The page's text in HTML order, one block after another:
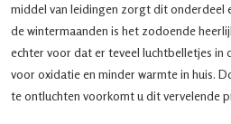
middel van leidingen zorgt dit onderdeel
de wintermaanden is het zodoende
echter voor dat er teveel luchtbelletjes
voor oxidatie en minder warmte in huis.
te ontluchten voorkomt u dit vervelende